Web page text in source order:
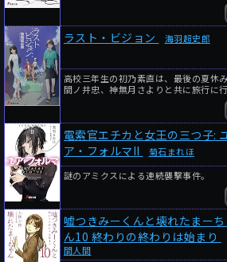
ラスト・ビジョン 海羽超史郎
高校三年生の初乃素直は、最後の夏休
間ノ井忠、神無月さよりと共に旅行に行
電索官エチカと女王の三つ子:
ア・フォルマII
菊石まれほ
謎のアミクスによる連続襲撃事件。
嘘つきみーくんと壊れたまーち
ん10 終わりの終わりは始まり
間人間